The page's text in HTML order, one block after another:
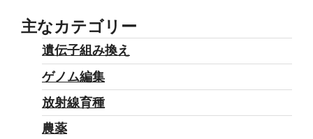
主なカテゴリー
遺伝子組み換え
ゲノム編集
放射線育種
農薬